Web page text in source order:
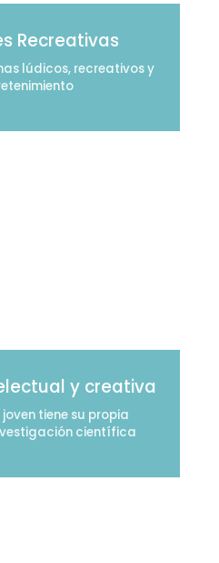
Recreativas
lúdicos, recreativos y
y creativa
tiene su propia
científica